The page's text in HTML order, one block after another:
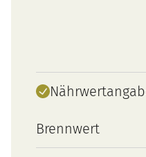
Brennwert